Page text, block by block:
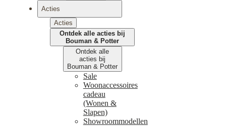
Acties
Acties
Ontdek alle acties bij
Bouman & Potter
Ontdek alle
acties bij
Bouman & Potter
Sale
Woonaccessoires
cadeau
(Wonen &
Slapen)
Showroommodellen